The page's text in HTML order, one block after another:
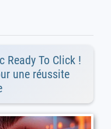
Ready To Click !
une réussite